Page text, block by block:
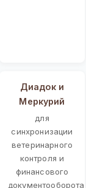
Диадок и
Меркурий
для
синхронизации
ветеринарного
контроля и
финансового
документооборота